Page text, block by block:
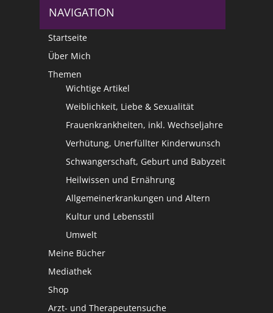
NAVIGATION
Startseite
Über Mich
Themen
Wichtige Artikel
Weiblichkeit, Liebe & Sexualität
Frauenkrankheiten, inkl. Wechseljahre
Verhütung, Unerfüllter Kinderwunsch
Schwangerschaft, Geburt und Babyzeit
Heilwissen und Ernährung
Allgemeinerkrankungen und Altern
Kultur und Lebensstil
Umwelt
Meine Bücher
Mediathek
Shop
Arzt- und Therapeutensuche